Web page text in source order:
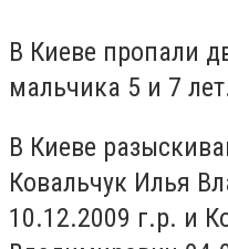
В Киеве пропали
мальчика 5 и 7
В Киеве
Ковальчук Илья
10.12.2009 г.р. и